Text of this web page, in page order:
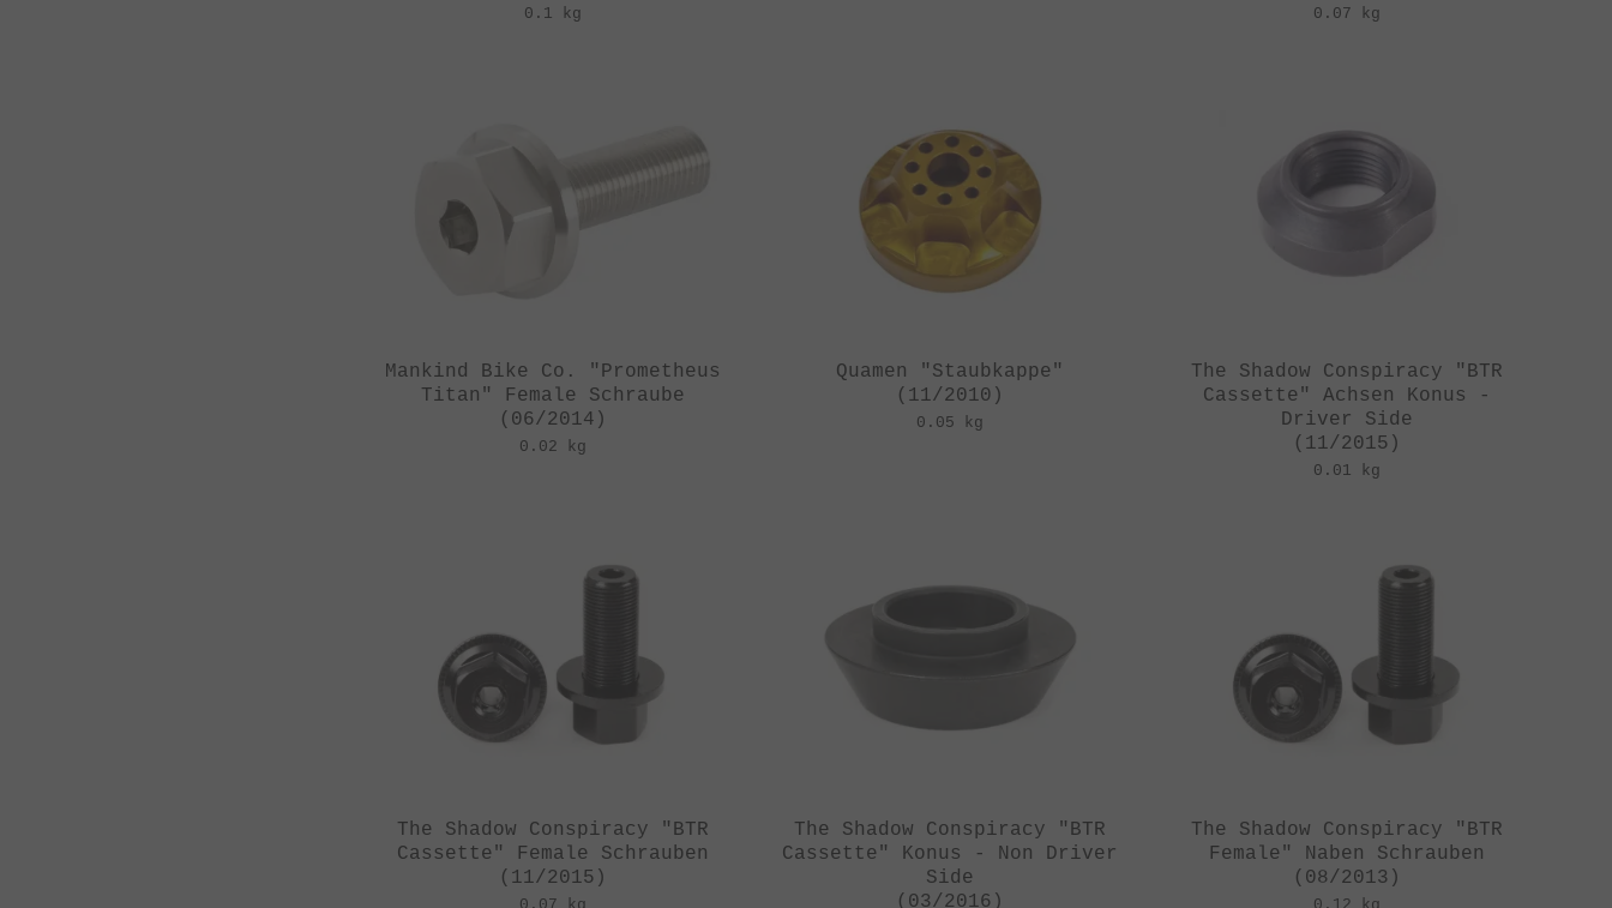
0.1 kg 0.07 kg
Mankind Bike Co. "Prometheus
Titan" Female Schraube
(06/2014)
0.02 kg
Quamen "Staubkappe"
(11/2010)
0.05 kg
The Shadow Conspiracy "BTR
Cassette" Achsen Konus -
Driver Side
(11/2015)
0.01 kg
The Shadow Conspiracy "BTR
Cassette" Female Schrauben
(11/2015)
The Shadow Conspiracy "BTR
Cassette" Konus - Non Driver
Side
(03/2016)
The Shadow Conspiracy "BTR
Female" Naben Schrauben
(08/2013)